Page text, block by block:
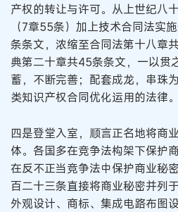
产权的转让与许可。从上世纪八
（7章55条）加上技术合同法实
条条文，浓缩至合同法第十八章
典第二十章共45条条文，一以贯
蓄，不断完善；配套成龙，串珠
类知识产权合同优化运用的法律。
四是登堂入室，顺言正名地将商
体。各国多在竞争法构架下保护
在反不正当竞争法中保护商业秘
百二十三条直接将商业秘密并列
外观设计、商标、集成电路布图